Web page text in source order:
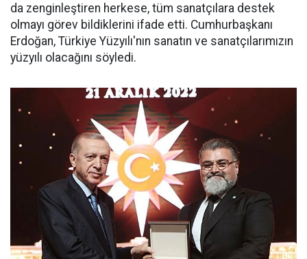
da zenginleştiren herkese, tüm sanatçılara destek
olmayı görev bildiklerini ifade etti. Cumhurbaşkanı
Erdoğan, Türkiye Yüzyılı'nın sanatın ve sanatçılarımızın
yüzyılı olacağını söyledi.